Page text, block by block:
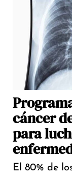
cáncer
para
El 80% de